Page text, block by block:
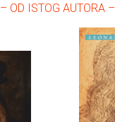
– OD ISTOG AUTORA –